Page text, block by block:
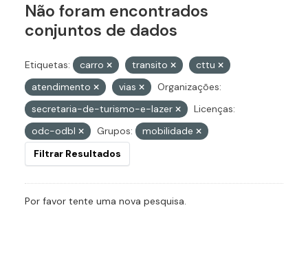
Não foram encontrados
conjuntos de dados
Etiquetas: carro transito
cttu
atendimento
vias
Organizações:
secretaria-de-turismo-e-lazer
Licenças:
odc-odbl
Grupos:
mobilidade
Filtrar Resultados
Por favor tente uma nova pesquisa.